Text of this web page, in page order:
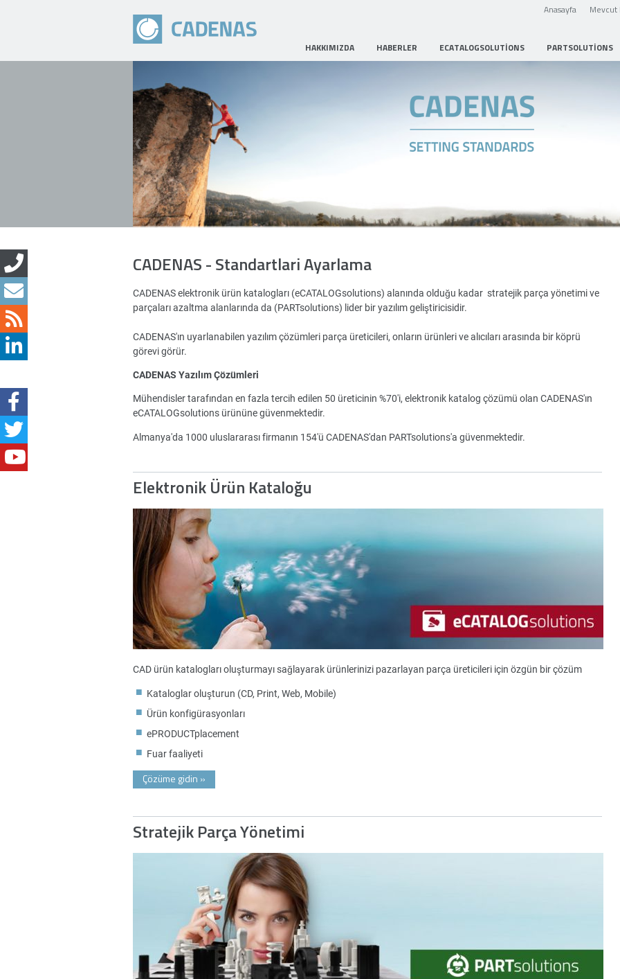
Anasayfa Mevcut
HAKKIMIZDA HABERLER ECATALOGSOLUTIONS PARTSOLUTIONS
CADENAS - Standartlari Ayarlama
CADENAS elektronik ürün katalogları (eCATALOGsolutions) alanında olduğu kadar stratejik parça yönetimi ve
parçaları azaltma alanlarında da (PARTsolutions) lider bir yazılım geliştiricisidir.
CADENAS'ın uyarlanabilen yazılım çözümleri parça üreticileri, onların ürünleri ve alıcıları arasında bir köprü
görevi görür.
CADENAS Yazılım Çözümleri
Mühendisler tarafından en fazla tercih edilen 50 üreticinin %70'i, elektronik katalog çözümü olan CADENAS'ın
eCATALOGsolutions ürününe güvenmektedir.
Almanya'da 1000 uluslararası firmanın 154'ü CADENAS'dan PARTsolutions'a güvenmektedir.
Elektronik Ürün Kataloğu
CAD ürün katalogları oluşturmayı sağlayarak ürünlerinizi pazarlayan parça üreticileri için özgün bir çözüm
Kataloglar oluşturun (CD, Print, Web, Mobile)
Ürün konfigürasyonları
ePRODUCTplacement
Fuar faaliyeti
Çözüme gidin »
Stratejik Parça Yönetimi